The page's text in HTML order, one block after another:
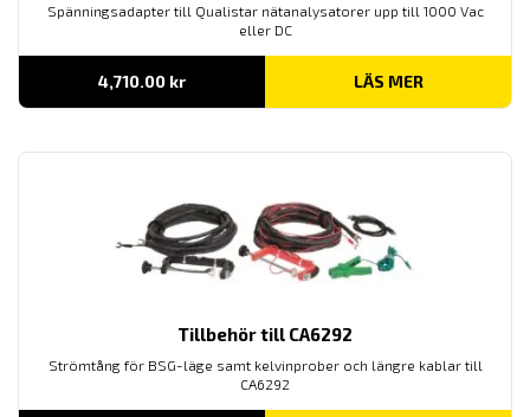
Spänningsadapter till Qualistar nätanalysatorer upp till 1000 Vac
eller DC
4,710.00 kr LÄS MER
Tillbehör till CA6292
Strömtång för BSG-läge samt kelvinprober och längre kablar till
CA6292